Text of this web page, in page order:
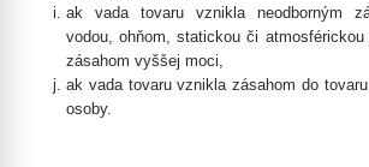
ak vada tovaru vznikla neodborným
vodou, ohňom, statickou či atmosférickou
zásahom vyššej moci,
ak vada tovaru vznikla zásahom do
osoby.